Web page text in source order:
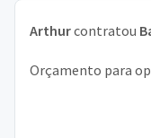
Arthurcontratou
Orçamento para